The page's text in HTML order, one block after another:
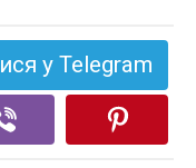
у Telegram